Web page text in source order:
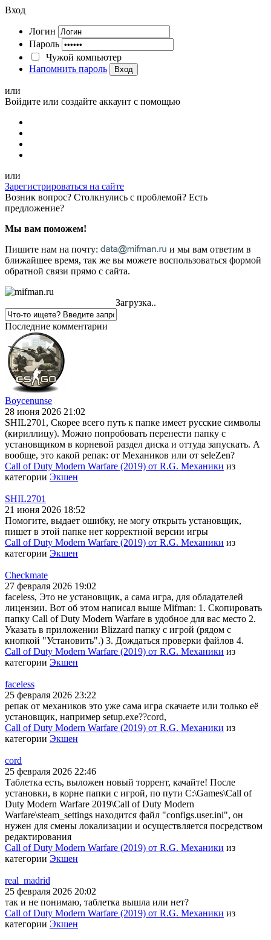
Вход
Логин
Пароль
Чужой компьютер
Напомнить пароль
Вход
или
Войдите или создайте аккаунт с помощью
или
Зарегистрироваться на сайте
Возник вопрос? Столкнулись с проблемой? Есть
предложение?
Мы вам поможем!
Пишите нам на почту:
и мы вам ответим в
ближайшее время, так же вы можете воспользоваться формой
обратной связи прямо с сайта.
Загрузка..
Последние комментарии
Boycenunse
28 июня 2026 21:02
SHIL2701, Скорее всего путь к папке имеет русские символы
(кириллицу). Можно попробовать перенести папку с
установщиком в корневой раздел диска и оттуда запускать. А
вообще, это какой репак: от Механиков или от seleZen?
Call of Duty Modern Warfare (2019) от R.G. Механики из
категории Экшен
SHIL2701
21 июня 2026 18:52
Помогите, выдает ошибку, не могу открыть установщик,
пишет в этой папке нет корректной версии игры
Call of Duty Modern Warfare (2019) от R.G. Механики из
категории Экшен
Checkmate
27 февраля 2026 19:02
faceless, Это не установщик, а сама игра, для обладателей
лицензии. Вот об этом написал выше Mifman: 1. Скопировать
папку Call of Duty Modern Warfare в удобное для вас место 2.
Указать в приложении Blizzard папку с игрой (рядом с
кнопкой "Установить".) 3. Дождаться проверки файлов 4.
Call of Duty Modern Warfare (2019) от R.G. Механики из
категории Экшен
faceless
25 февраля 2026 23:22
репак от механиков это уже сама игра скачаете или только её
установщик, например setup.exe??cord,
Call of Duty Modern Warfare (2019) от R.G. Механики из
категории Экшен
cord
25 февраля 2026 22:46
Таблетка есть, выложен новый торрент, качайте! После
установки, в корне папки с игрой, по пути C:\Games\Call of
Duty Modern Warfare 2019\Call of Duty Modern
Warfare\steam_settings находится файл "configs.user.ini", он
нужен для смены локализации и осуществляется посредством
редактирования
Call of Duty Modern Warfare (2019) от R.G. Механики из
категории Экшен
real_madrid
25 февраля 2026 20:02
так и не понимаю, таблетка вышла или нет?
Call of Duty Modern Warfare (2019) от R.G. Механики из
категории Экшен